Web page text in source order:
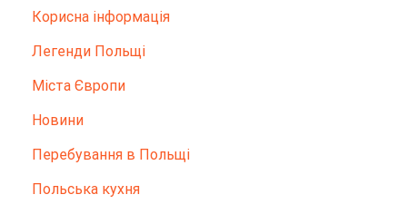
Корисна інформація
Легенди Польщі
Міста Європи
Новини
Перебування в Польщі
Польська кухня